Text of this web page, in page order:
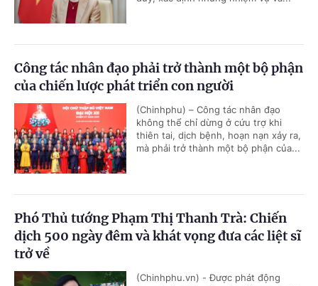
Công tác nhân đạo phải trở thành một bộ phận
của chiến lược phát triển con người
(Chinhphu) – Công tác nhân đạo
không thể chỉ dừng ở cứu trợ khi
thiên tai, dịch bệnh, hoạn nạn xảy ra,
mà phải trở thành một bộ phận của...
Phó Thủ tướng Phạm Thị Thanh Trà: Chiến
dịch 500 ngày đêm và khát vọng đưa các liệt sĩ
trở về
(Chinhphu.vn) - Được phát động